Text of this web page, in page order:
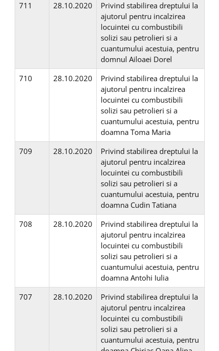
711
28.10.2020
Privind stabilirea dreptului la
ajutorul pentru incalzirea
locuintei cu combustibili
solizi sau petrolieri si a
cuantumului acestuia, pentru
domnul Ailoaei Dorel
710
28.10.2020
Privind stabilirea dreptului la
ajutorul pentru incalzirea
locuintei cu combustibili
solizi sau petrolieri si a
cuantumului acestuia, pentru
doamna Toma Maria
709
28.10.2020
Privind stabilirea dreptului la
ajutorul pentru incalzirea
locuintei cu combustibili
solizi sau petrolieri si a
cuantumului acestuia, pentru
doamna Cudin Tatiana
708
28.10.2020
Privind stabilirea dreptului la
ajutorul pentru incalzirea
locuintei cu combustibili
solizi sau petrolieri si a
cuantumului acestuia, pentru
doamna Antohi Iulia
707
28.10.2020
Privind stabilirea dreptului la
ajutorul pentru incalzirea
locuintei cu combustibili
solizi sau petrolieri si a
cuantumului acestuia, pentru